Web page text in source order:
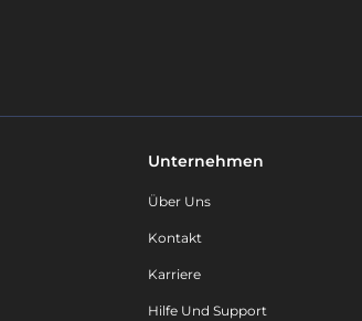
Unternehmen
Über Uns
Kontakt
Karriere
Hilfe Und Support